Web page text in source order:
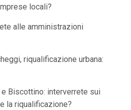
locali?
alle amministrazioni
riqualificazione urbana:
e Biscottino: interverrete sui
la riqualificazione?